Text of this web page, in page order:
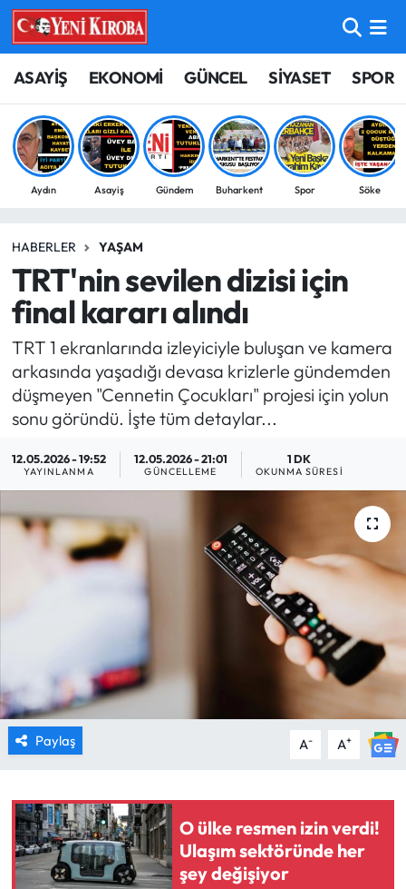
ASAYİŞ EKONOMİ GÜNCEL SİYASET SPOR
Aydın Asayiş Gündem Buharkent Spor Söke
HABERLER YAŞAM
TRT'nin sevilen dizisi için
final kararı alındı
TRT 1 ekranlarında izleyiciyle buluşan ve kamera
arkasında yaşadığı devasa krizlerle gündemden
düşmeyen "Cennetin Çocukları" projesi için yolun
sonu göründü. İşte tüm detaylar...
12.05.2026 - 19:52
YAYINLANMA
12.05.2026 - 21:01
GÜNCELLEME
1 DK
OKUNMA SÜRESI
Paylaş A- A+
O ülke resmen izin verdi!
Ulaşım sektöründe her
şey değişiyor
ASAYİŞ
BİLİM-TEKNOLOJİ
ÇEVRE
EĞİTİM
EKONOMİ
GÜNCEL
GÜNDEM
SİYASET
TURİZM
YAŞAM
HABER İLAN
Aydın Nöbetçi Eczaneler
Aydın Hava Durumu
Aydin Namaz Vakitleri
Süper Lig Puan Durumu ve Fikstür
Tüm Manşetler
Son Dakika Haberleri
Haber Arşivi